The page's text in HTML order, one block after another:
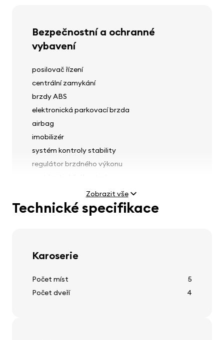
Bezpečnostní a ochranné
vybavení
posilovač řízení
centrální zamykání
brzdy ABS
elektronická parkovací brzda
airbag
imobilizér
systém kontroly stability
regulátor brzdného výkonu
přední sedadla s předpínači bezpečnostních
pásů
senzor deště
mlhovky
Zobrazit vše
Technické specifikace
Karoserie
Počet míst
5
Počet dveří
4